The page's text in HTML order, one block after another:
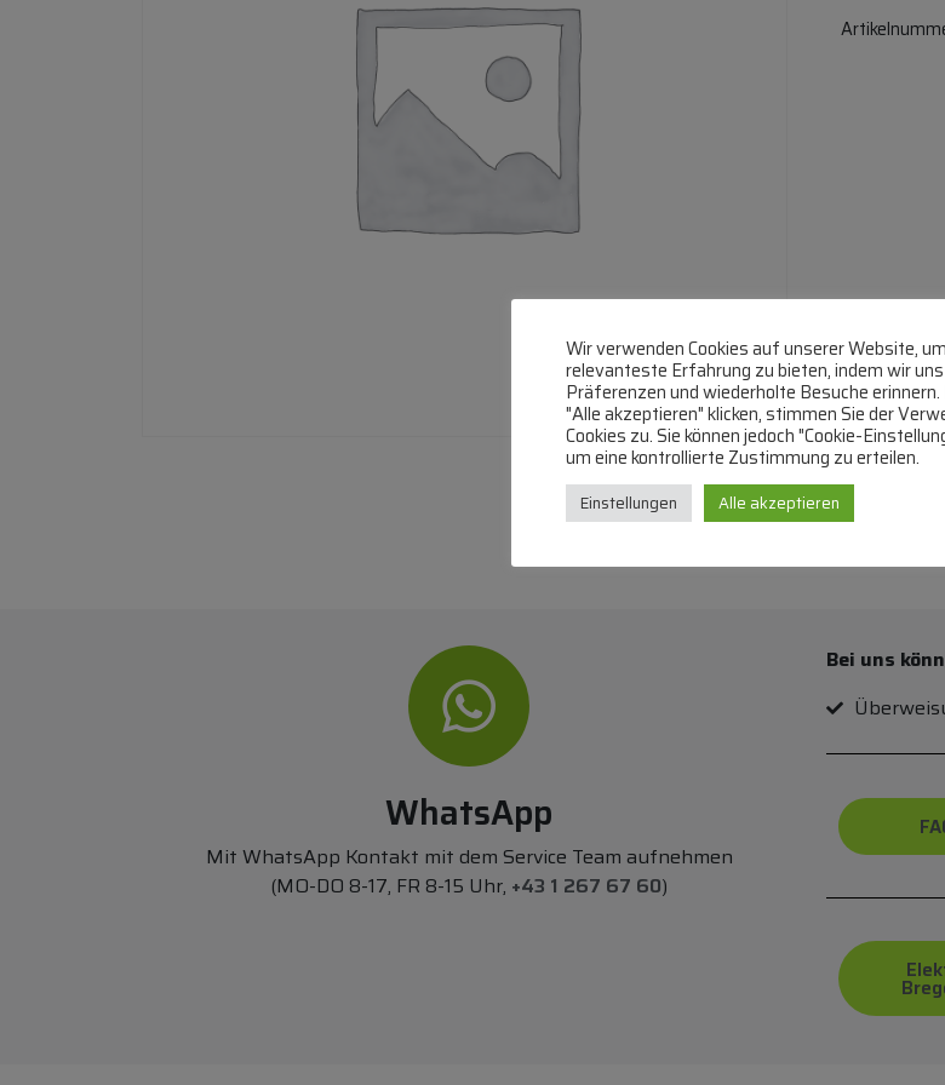
WhatsApp
Mit WhatsApp Kontakt mit dem Service Team aufnehmen
(MO-DO 8-17, FR 8-15 Uhr, +43 1 267 67 60)
Bei uns
Wir verwenden Cookies auf unserer Website,
relevanteste Erfahrung zu bieten, indem wir
Präferenzen und wiederholte Besuche
"Alle akzeptieren" klicken, stimmen Sie der
Cookies zu. Sie können jedoch "Cookie-
um eine kontrollierte Zustimmung zu erteilen.
Einstellungen Alle akzeptieren